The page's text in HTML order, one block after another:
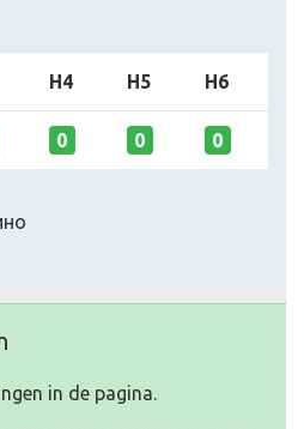
H4 H5 H6
0 0 0
in de pagina.